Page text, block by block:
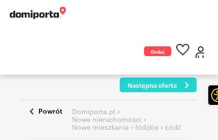
Dodaj
Następna oferta
Powrót Domiporta.pl ›
Nowe nieruchomości ›
Nowe mieszkania › łódzkie › Łódź